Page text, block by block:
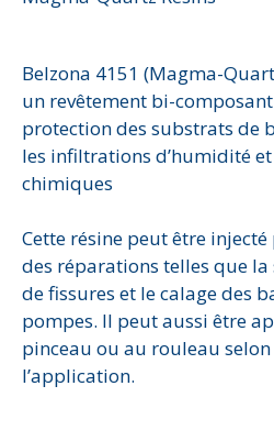
Belzona 4151 (Magma-
un revêtement bi-
protection des substrats de
les infiltrations d’humidité
chimiques
Cette résine peut être
des réparations telles que
de fissures et le calage des
pompes. Il peut aussi être
pinceau ou au rouleau selon
l’application.